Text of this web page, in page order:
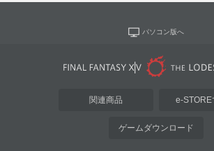
パソコン版へ
関連商品 e-STORE
ゲームダウンロード